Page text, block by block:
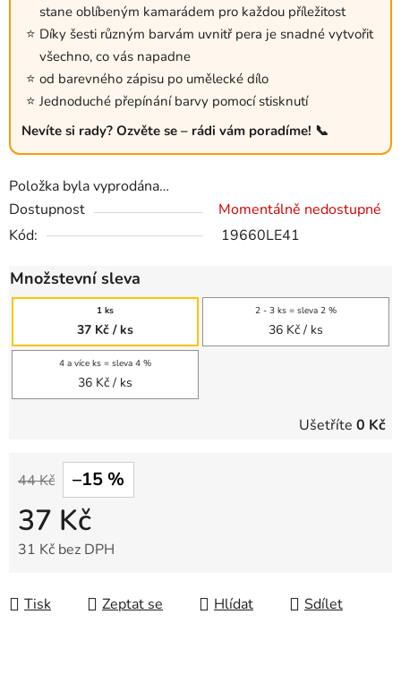
stane oblíbeným kamarádem pro každou příležitost
Díky šesti různým barvám uvnitř pera je snadné vytvořit
všechno, co vás napadne
od barevného zápisu po umělecké dílo
Jednoduché přepínání barvy pomocí stisknutí
Nevíte si rady? Ozvěte se – rádi vám poradíme! 📞
Položka byla vyprodána…
Dostupnost
Momentálně nedostupné
Kód:
19660LE41
Množstevní sleva
1 ks
37 Kč / ks
2 - 3 ks = sleva 2 %
36 Kč / ks
4 a více ks = sleva 4 %
36 Kč / ks
Ušetříte 0 Kč
44 Kč –15 %
37 Kč
31 Kč bez DPH
Tisk
Zeptat se Hlídat Sdílet